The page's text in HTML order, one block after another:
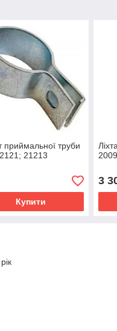
приймальної труби
21213
Купити
3